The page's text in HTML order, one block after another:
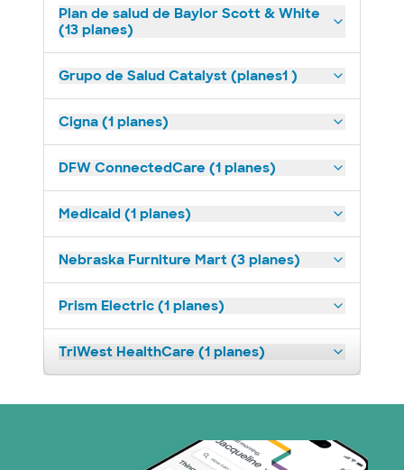
Plan de salud de Baylor Scott & White
(13 planes)
Grupo de Salud Catalyst (planes1 )
Cigna (1 planes)
DFW ConnectedCare (1 planes)
Medicaid (1 planes)
Nebraska Furniture Mart (3 planes)
Prism Electric (1 planes)
TriWest HealthCare (1 planes)